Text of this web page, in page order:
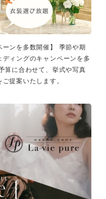
ーンを多数開催】 季節や期
ィングのキャンペーンを多
算に合わせて、挙式や写真
提案いたします。